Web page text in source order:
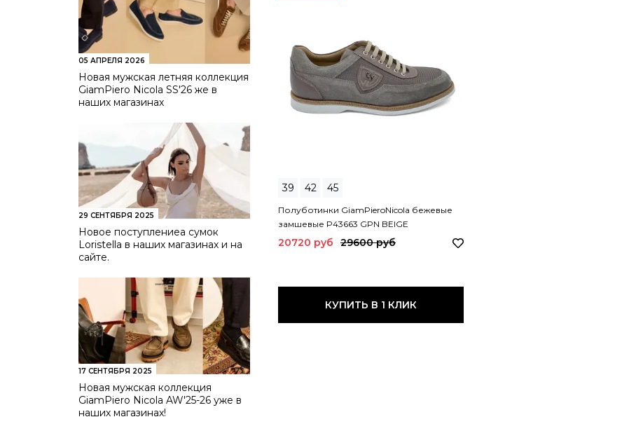
05 АПРЕЛЯ 2026
Новая мужская летняя коллекция
GiamPiero Nicola SS'26 же в
наших магазинах
29 СЕНТЯБРЯ 2025
Новое поступлениеа сумок
Loristella в наших магазинах и на
сайте.
17 СЕНТЯБРЯ 2025
Новая мужская коллекция
GiamPiero Nicola AW'25-26 уже в
наших магазинах!
39 42 45
Полуботинки GiamPieroNicola бежевые
замшевые P43663 GPN BEIGE
20720 руб 29600 руб
КУПИТЬ В 1 КЛИК